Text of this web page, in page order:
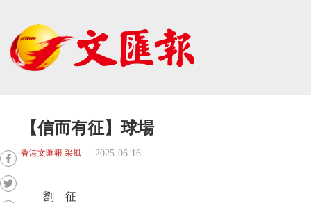
【信而有征】球場
香港文匯報 采風 2025-06-16
劉 征